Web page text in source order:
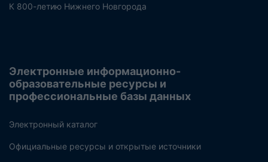
К 800-летию Нижнего Новгорода
Электронные информационно-
образовательные ресурсы и
профессиональные базы данных
Электронный каталог
Официальные ресурсы и открытые источники